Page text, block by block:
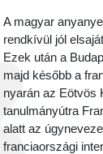
A magyar
rendkívül jól
Ezek után a
majd később a
nyarán az Eötvös
tanulmányútra
alatt az
franciaországi